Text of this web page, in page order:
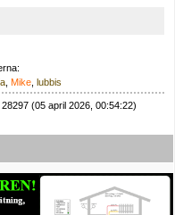
, Mike, lubbis
28297 (05 april 2026, 00:54:22)